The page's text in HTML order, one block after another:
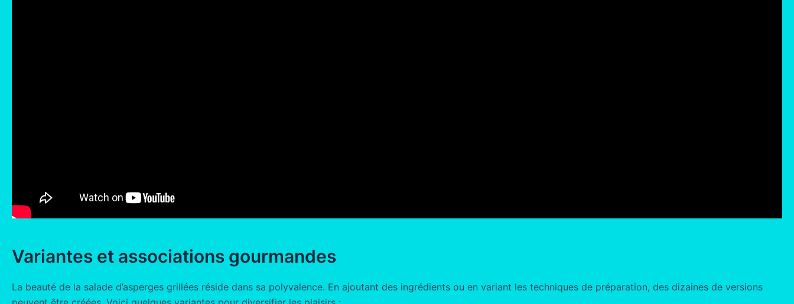
Variantes et associations gourmandes
La beauté de la salade d’asperges grillées réside dans sa polyvalence. En ajoutant des ingrédients ou en variant les techniques de préparation, des dizaines de versions